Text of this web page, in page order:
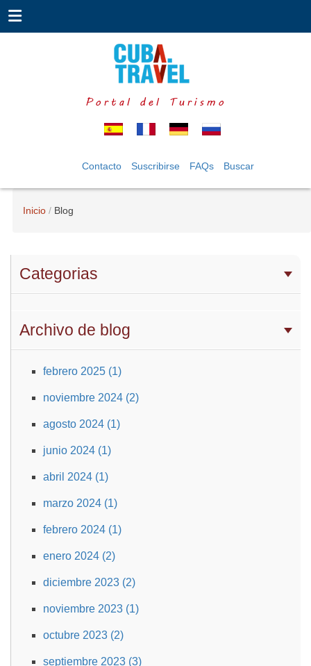
Portal del Turismo
Contacto Suscribirse FAQs Buscar
Inicio Blog
Categorias
Archivo de blog
febrero 2025 (1)
noviembre 2024 (2)
agosto 2024 (1)
junio 2024 (1)
abril 2024 (1)
marzo 2024 (1)
febrero 2024 (1)
enero 2024 (2)
diciembre 2023 (2)
noviembre 2023 (1)
octubre 2023 (2)
septiembre 2023 (3)